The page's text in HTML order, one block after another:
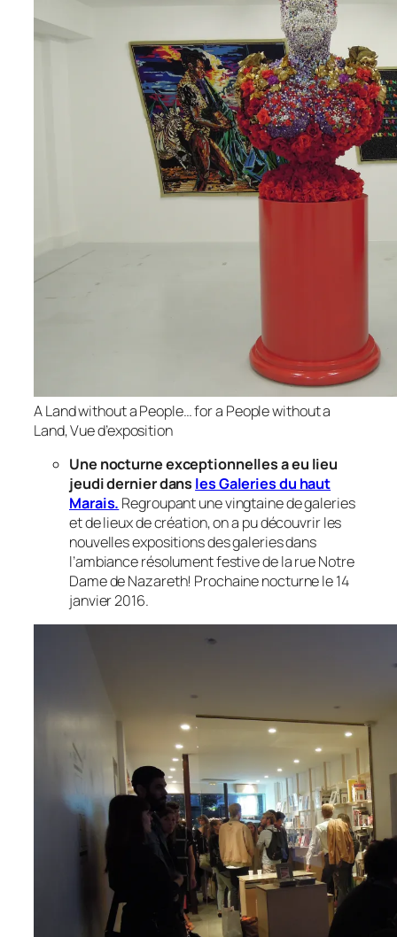
A Land without a People… for a People without a
Land, Vue d’exposition
Une nocturne exceptionnelles a eu lieu
jeudi dernier dans les Galeries du haut
Marais. Regroupant une vingtaine de galeries
et de lieux de création, on a pu découvrir les
nouvelles expositions des galeries dans
l’ambiance résolument festive de la rue Notre
Dame de Nazareth! Prochaine nocturne le 14
janvier 2016.